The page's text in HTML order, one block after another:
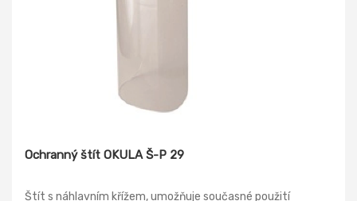
Ochranný štít OKULA Š-P 29
Štít s náhlavním křížem, umožňuje současné použití